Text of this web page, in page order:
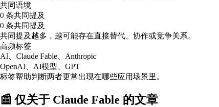
共同语境
0 条共同提及
0 条共同提及
共同提及越多，越可能存在直接替代、协作或竞争关系。
高频标签
AI、Claude Fable、Anthropic
OpenAI、AI模型、GPT
标签帮助判断两者更常出现在哪些应用场景里。
📰 仅关于 Claude Fable 的文章